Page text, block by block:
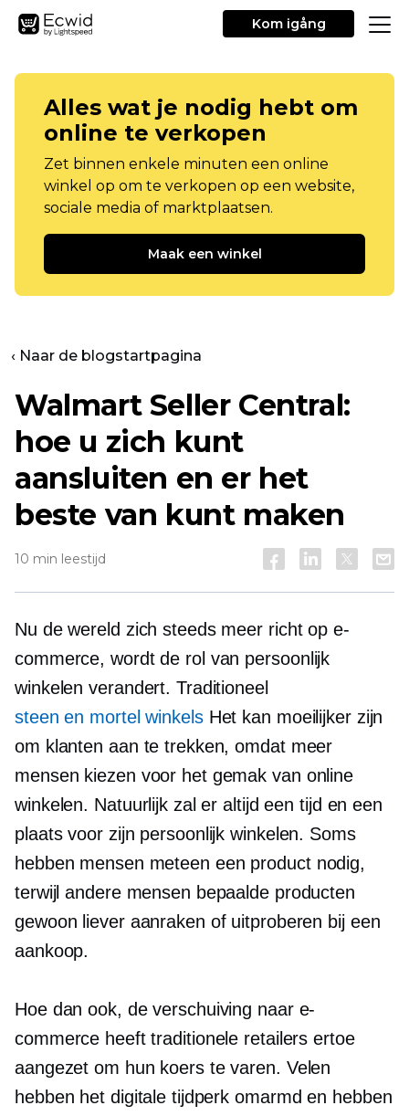
Kom igång
Alles wat je nodig hebt om
online te verkopen
Zet binnen enkele minuten een online
winkel op om te verkopen op een website,
sociale media of marktplaatsen.
Maak een winkel
‹ Naar de blogstartpagina
Walmart Seller Central:
hoe u zich kunt
aansluiten en er het
beste van kunt maken
10 min leestijd
Nu de wereld zich steeds meer richt op e-
commerce, wordt de rol van persoonlijk
winkelen verandert. Traditioneel
steen en mortel winkelsHet kan moeilijker zijn
om klanten aan te trekken, omdat meer
mensen kiezen voor het gemak van online
winkelen. Natuurlijk zal er altijd een tijd en een
plaats voor zijn persoonlijk winkelen. Soms
hebben mensen meteen een product nodig,
terwijl andere mensen bepaalde producten
gewoon liever aanraken of uitproberen bij een
aankoop.
Hoe dan ook, de verschuiving naar e-
commerce heeft traditionele retailers ertoe
aangezet om hun koers te varen. Velen
hebben het digitale tijdperk omarmd en hebben